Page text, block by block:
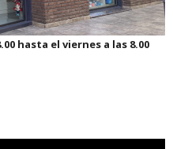
hasta el viernes a las 8.00